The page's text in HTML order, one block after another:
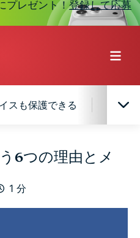
プレゼント！登録して応募
スも保護できる メリ
安全に利用できる
化される
6つの理由とメ
1 分